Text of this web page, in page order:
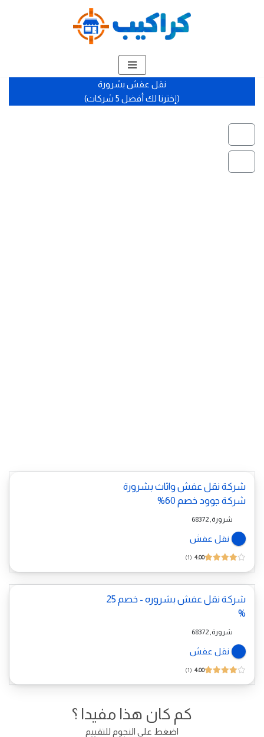
نقل عفش بشرورة
(إخترنا لك أفضل 5 شركات)
شركة نقل عفش واثاث بشرورة
شركة جوود خصم 60%
شرورة, 68372
نقل عفش
4.00
1
شركة نقل عفش بشروره - خصم 25
%
شرورة, 68372
نقل عفش
4.00
1
كم كان هذا مفيدا ؟
اضغط على النجوم للتقييم